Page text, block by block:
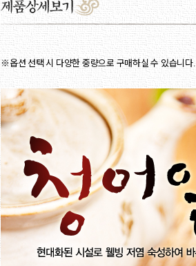
※옵션 선택 시 다양한 중량으로 구매하실 수 있습니다.